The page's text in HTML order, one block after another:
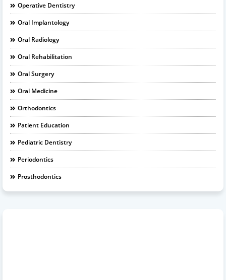
Operative Dentistry
Oral Implantology
Oral Radiology
Oral Rehabilitation
Oral Surgery
Oral Medicine
Orthodontics
Patient Education
Pediatric Dentistry
Periodontics
Prosthodontics